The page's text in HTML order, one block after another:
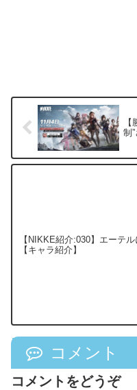
制
【NIKKE紹介:030】エーテ
【キャラ紹介】
コメント
コメントをどうぞ